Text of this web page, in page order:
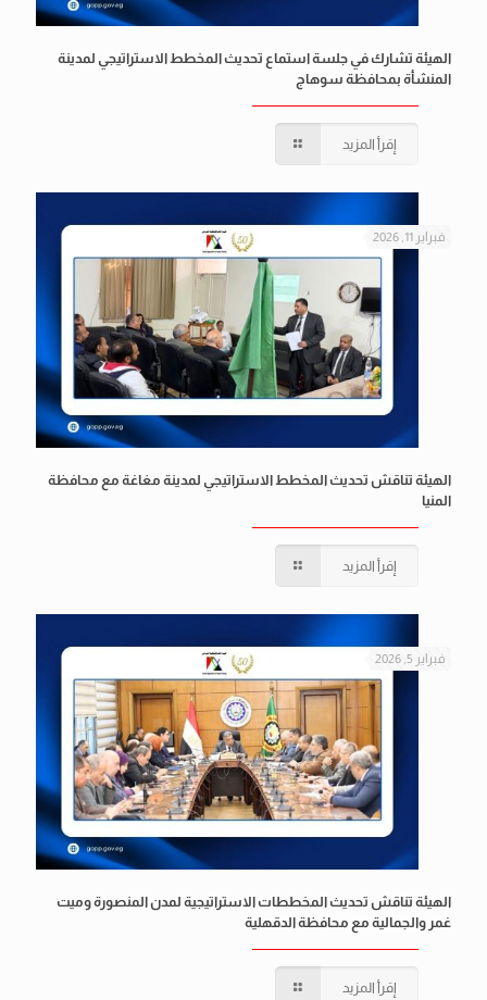
الهيئة تشارك في جلسة استماع تحديث المخطط الاستراتيجي لمدينة
المنشأة بمحافظة سوهاج
إقرأ المزيد
فبراير 11, 2026
الهيئة تناقش تحديث المخطط الاستراتيجي لمدينة مغاغة مع محافظة
المنيا
إقرأ المزيد
فبراير 5, 2026
الهيئة تناقش تحديث المخططات الاستراتيجية لمدن المنصورة وميت
غمر والجمالية مع محافظة الدقهلية
إقرأ المزيد